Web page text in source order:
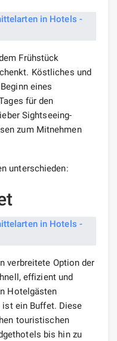
Frühstück
Köstliches und
eines
für den
Sightseeing-
zum Mitnehmen
unterschieden:
verbreitete Option der
effizient und
Hotelgästen
ein Buffet. Diese
touristischen
bis hin zu